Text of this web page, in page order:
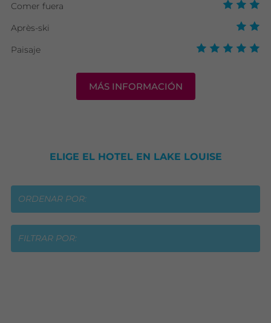
Comer fuera
Après-ski
Paisaje
MÁS INFORMACIÓN
ELIGE EL HOTEL EN LAKE LOUISE
ORDENAR POR:
FILTRAR POR: